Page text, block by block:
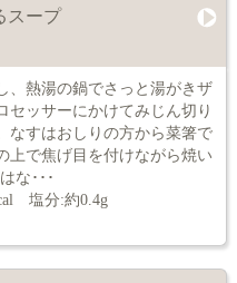
スープ
、熱湯の鍋でさっと湯がきザ
セッサーにかけてみじん切り
なすはおしりの方から菜箸で
上で焦げ目を付けながら焼い
な･･･
塩分:約0.4g